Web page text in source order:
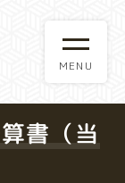
書（当